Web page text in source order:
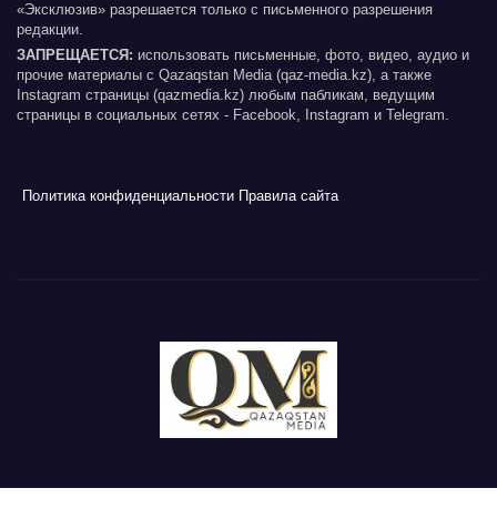
«Эксклюзив» разрешается только с письменного разрешения
редакции.
ЗАПРЕЩАЕТСЯ: использовать письменные, фото, видео, аудио и
прочие материалы с Qazaqstan Media (qaz-media.kz), а также
Instagram страницы (qazmedia.kz) любым пабликам, ведущим
страницы в социальных сетях - Facebook, Instagram и Telegram.
Политика конфиденциальности Правила сайта